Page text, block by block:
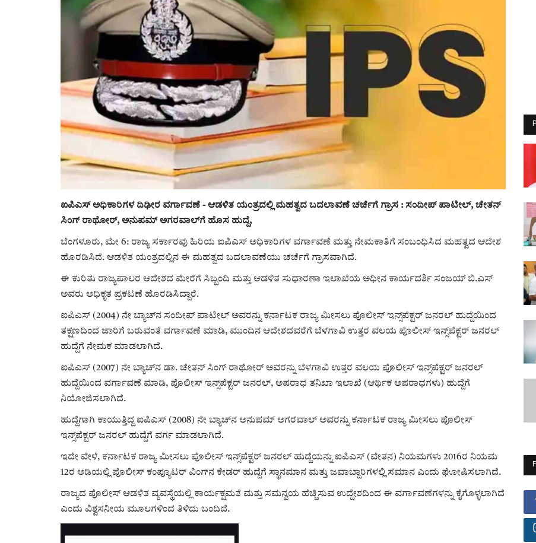
ಐಪಿಎಸ್ ಅಧಿಕಾರಿಗಳ ದಿಢೀರ ವರ್ಗಾವಣೆ - ಆಡಳಿತ ಯಂತ್ರದಲ್ಲಿ ಮಹತ್ವದ ಬದಲಾವಣೆ ಚರ್ಚೆಗೆ ಗ್ರಾಸ : ಸಂದೀಪ್ ಪಾಟೀಲ್, ಚೇತನ್
ಸಿಂಗ್ ರಾಥೋರ್, ಅನುಪಮ್ ಅಗರವಾಲ್‌ಗೆ ಹೊಸ ಹುದ್ದೆ,
ಬೆಂಗಳೂರು, ಮೇ 6: ರಾಜ್ಯ ಸರ್ಕಾರವು ಹಿರಿಯ ಐಪಿಎಸ್ ಅಧಿಕಾರಿಗಳ ವರ್ಗಾವಣೆ ಮತ್ತು ನೇಮಕಾತಿಗೆ ಸಂಬಂಧಿಸಿದ ಮಹತ್ವದ ಆದೇಶ
ಹೊರಡಿಸಿದೆ. ಆಡಳಿತ ಯಂತ್ರದಲ್ಲಿನ ಈ ಮಹತ್ವದ ಬದಲಾವಣೆಯು ಚರ್ಚೆಗೆ ಗ್ರಾಸವಾಗಿದೆ.
ಈ ಕುರಿತು ರಾಜ್ಯಪಾಲರ ಆದೇಶದ ಮೇರೆಗೆ ಸಿಬ್ಬಂದಿ ಮತ್ತು ಆಡಳಿತ ಸುಧಾರಣಾ ಇಲಾಖೆಯ ಅಧೀನ ಕಾರ್ಯದರ್ಶಿ ಸಂಜಯ್ ಬಿ.ಎಸ್
ಅವರು ಅಧಿಕೃತ ಪ್ರಕಟಣೆ ಹೊರಡಿಸಿದ್ದಾರೆ.
ಐಪಿಎಸ್ (2004) ನೇ ಬ್ಯಾಚ್‌ನ ಸಂದೀಪ್ ಪಾಟೀಲ್ ಅವರನ್ನು ಕರ್ನಾಟಕ ರಾಜ್ಯ ಮೀಸಲು ಪೊಲೀಸ್ ಇನ್ಸ್‌ಪೆಕ್ಟರ್ ಜನರಲ್ ಹುದ್ದೆಯಿಂದ
ತಕ್ಷಣದಿಂದ ಜಾರಿಗೆ ಬರುವಂತೆ ವರ್ಗಾವಣೆ ಮಾಡಿ, ಮುಂದಿನ ಆದೇಶದವರೆಗೆ ಬೆಳಗಾವಿ ಉತ್ತರ ವಲಯ ಪೊಲೀಸ್ ಇನ್ಸ್‌ಪೆಕ್ಟರ್ ಜನರಲ್
ಹುದ್ದೆಗೆ ನೇಮಕ ಮಾಡಲಾಗಿದೆ.
ಐಪಿಎಸ್ (2007) ನೇ ಬ್ಯಾಚ್‌ನ ಡಾ. ಚೇತನ್ ಸಿಂಗ್ ರಾಥೋರ್ ಅವರನ್ನು ಬೆಳಗಾವಿ ಉತ್ತರ ವಲಯ ಪೊಲೀಸ್ ಇನ್ಸ್‌ಪೆಕ್ಟರ್ ಜನರಲ್
ಹುದ್ದೆಯಿಂದ ವರ್ಗಾವಣೆ ಮಾಡಿ, ಪೊಲೀಸ್ ಇನ್ಸ್‌ಪೆಕ್ಟರ್ ಜನರಲ್, ಅಪರಾಧ ತನಿಖಾ ಇಲಾಖೆ (ಆರ್ಥಿಕ ಅಪರಾಧಗಳು) ಹುದ್ದೆಗೆ
ನಿಯೋಜಿಸಲಾಗಿದೆ.
ಹುದ್ದೆಗಾಗಿ ಕಾಯುತ್ತಿದ್ದ ಐಪಿಎಸ್ (2008) ನೇ ಬ್ಯಾಚ್‌ನ ಅನುಪಮ್ ಅಗರವಾಲ್ ಅವರನ್ನು ಕರ್ನಾಟಕ ರಾಜ್ಯ ಮೀಸಲು ಪೊಲೀಸ್
ಇನ್ಸ್‌ಪೆಕ್ಟರ್ ಜನರಲ್ ಹುದ್ದೆಗೆ ವರ್ಗ ಮಾಡಲಾಗಿದೆ.
ಇದೇ ವೇಳೆ, ಕರ್ನಾಟಕ ರಾಜ್ಯ ಮೀಸಲು ಪೊಲೀಸ್ ಇನ್ಸ್‌ಪೆಕ್ಟರ್ ಜನರಲ್ ಹುದ್ದೆಯನ್ನು ಐಪಿಎಸ್ (ವೇತನ) ನಿಯಮಗಳು 2016ರ ನಿಯಮ
12ರ ಅಡಿಯಲ್ಲಿ ಪೊಲೀಸ್ ಕಂಪ್ಯೂಟರ್ ವಿಂಗ್‌ನ ಕೇಡರ್ ಹುದ್ದೆಗೆ ಸ್ಥಾನಮಾನ ಮತ್ತು ಜವಾಬ್ದಾರಿಗಳಲ್ಲಿ ಸಮಾನ ಎಂದು ಘೋಷಿಸಲಾಗಿದೆ.
ರಾಜ್ಯದ ಪೊಲೀಸ್ ಆಡಳಿತ ವ್ಯವಸ್ಥೆಯಲ್ಲಿ ಕಾರ್ಯಕ್ಷಮತೆ ಮತ್ತು ಸಮನ್ವಯ ಹೆಚ್ಚಿಸುವ ಉದ್ದೇಶದಿಂದ ಈ ವರ್ಗಾವಣೆಗಳನ್ನು ಕೈಗೊಳ್ಳಲಾಗಿದೆ
ಎಂದು ವಿಶ್ವಸನೀಯ ಮೂಲಗಳಿಂದ ತಿಳಿದು ಬಂದಿದೆ.